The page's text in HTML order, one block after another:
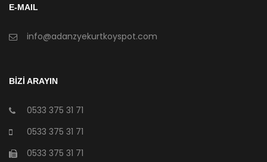
E-MAIL
info@adanzyekurtkoyspot.com
BİZİ ARAYIN
0533 375 31 71
0533 375 31 71
0533 375 31 71